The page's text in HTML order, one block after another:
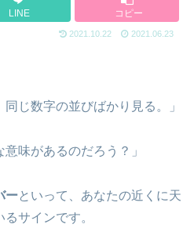
LINE コピー
2021.10.22 2021.06.23
同じ数字の並びばかり見る。」
意味があるのだろう？」
ーといって、あなたの近くに天
サインです。